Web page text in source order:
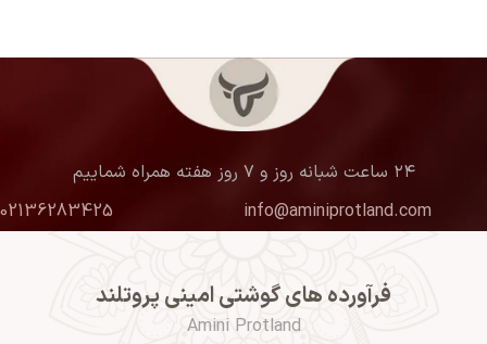
۲۴ ساعت شبانه روز و ۷ روز هفته همراه شماییم
info@aminiprotland.com
02136283425
فرآورده های گوشتی امینی پروتلند
Amini Protland